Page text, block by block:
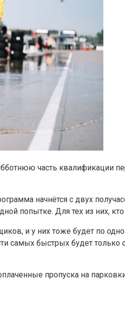
часть квалификации
начнётся с двух
попытке. Для тех из них,
и у них тоже будет по
самых быстрых будет только
пропуска на